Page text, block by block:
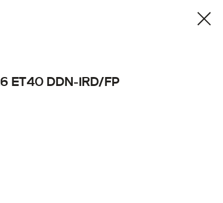
ET40 DDN-IRD/FP